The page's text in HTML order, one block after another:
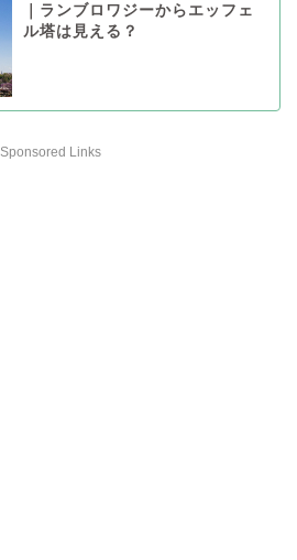
｜ランブロワジーからエッフェ
ル塔は見える？
Sponsored Links